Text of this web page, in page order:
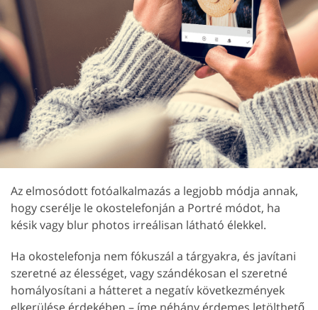
Az elmosódott fotóalkalmazás a legjobb módja annak,
hogy cserélje le okostelefonján a Portré módot, ha
késik vagy blur photos irreálisan látható élekkel.
Ha okostelefonja nem fókuszál a tárgyakra, és javítani
szeretné az élességet, vagy szándékosan el szeretné
homályosítani a hátteret a negatív következmények